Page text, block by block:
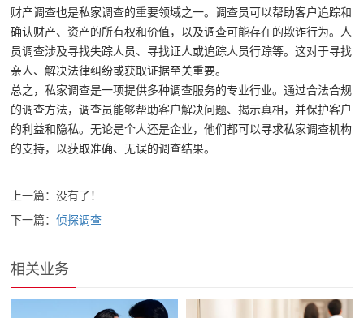
财产调查也是私家调查的重要领域之一。调查员可以帮助客户追踪和
确认财产、资产的所有权和价值，以及调查可能存在的欺诈行为。人
员调查涉及寻找失踪人员、寻找证人或追踪人员行踪等。这对于寻找
亲人、解决法律纠纷或获取证据至关重要。
总之，私家调查是一项提供多种调查服务的专业行业。通过合法合规
的调查方法，调查员能够帮助客户解决问题、揭示真相，并保护客户
的利益和隐私。无论是个人还是企业，他们都可以寻求私家调查机构
的支持，以获取准确、无误的调查结果。
上一篇：没有了！
下一篇：侦探调查
相关业务